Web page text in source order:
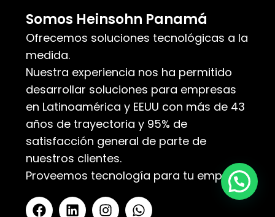
Somos Heinsohn Panamá
Ofrecemos soluciones tecnológicas a la
medida.
Nuestra experiencia nos ha permitido
desarrollar soluciones para empresas
en Latinoamérica y EEUU con más de 43
años de trayectoria y 95% de
satisfacción general de parte de
nuestros clientes.
Proveemos tecnología para tu empresa.